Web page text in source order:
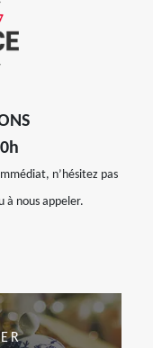
n’hésitez pas
à nous appeler.